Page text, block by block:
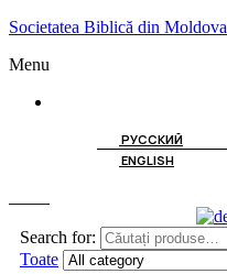
Societatea Biblică din Moldova
Menu
РУССКИЙ
ENGLISH
Search for:
Toate